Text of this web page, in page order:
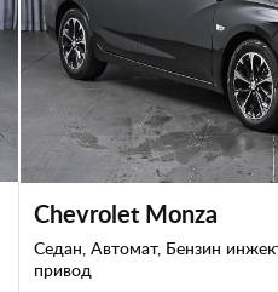
Chevrolet Monza
Седан, Автомат, Бензин
привод